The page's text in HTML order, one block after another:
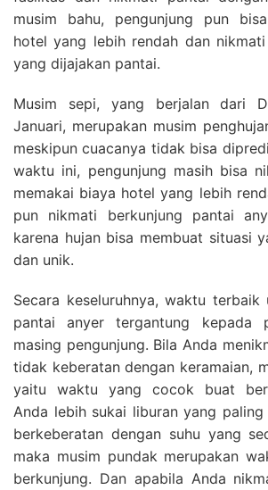
musim bahu, pengunjung pun
hotel yang lebih rendah dan
yang dijajakan pantai.
Musim sepi, yang berjalan dari
Januari, merupakan musim
meskipun cuacanya tidak bisa
waktu ini, pengunjung masih bisa
memakai biaya hotel yang lebih
pun nikmati berkunjung pantai
karena hujan bisa membuat situasi
dan unik.
Secara keseluruhnya, waktu terbaik
pantai anyer tergantung kepada
masing pengunjung. Bila Anda
tidak keberatan dengan keramaian,
yaitu waktu yang cocok buat
Anda lebih sukai liburan yang
berkeberatan dengan suhu yang
maka musim pundak merupakan
berkunjung. Dan apabila Anda